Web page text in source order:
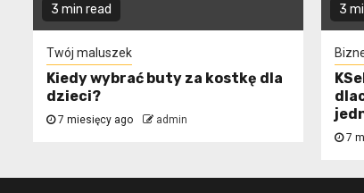
3 min read
Twój maluszek
Kiedy wybrać buty za kostkę dla
dzieci?
7 miesięcy ago admin
3
7